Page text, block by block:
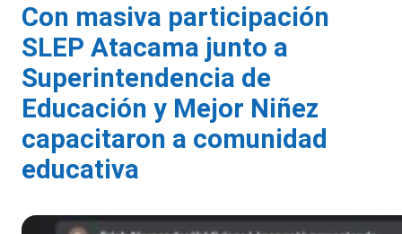
Con masiva participación
SLEP Atacama junto a
Superintendencia de
Educación y Mejor Niñez
capacitaron a comunidad
educativa